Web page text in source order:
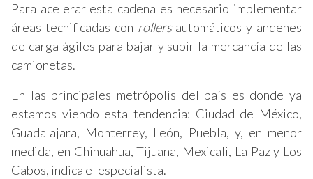
Para acelerar esta cadena es necesario implementar
áreas tecnificadas con rollersautomáticos y andenes
de carga ágiles para bajar y subir la mercancía de las
camionetas.
En las principales metrópolis del país es donde ya
estamos viendo esta tendencia: Ciudad de México,
Guadalajara, Monterrey, León, Puebla, y, en menor
medida, en Chihuahua, Tijuana, Mexicali, La Paz y Los
Cabos, indica el especialista.